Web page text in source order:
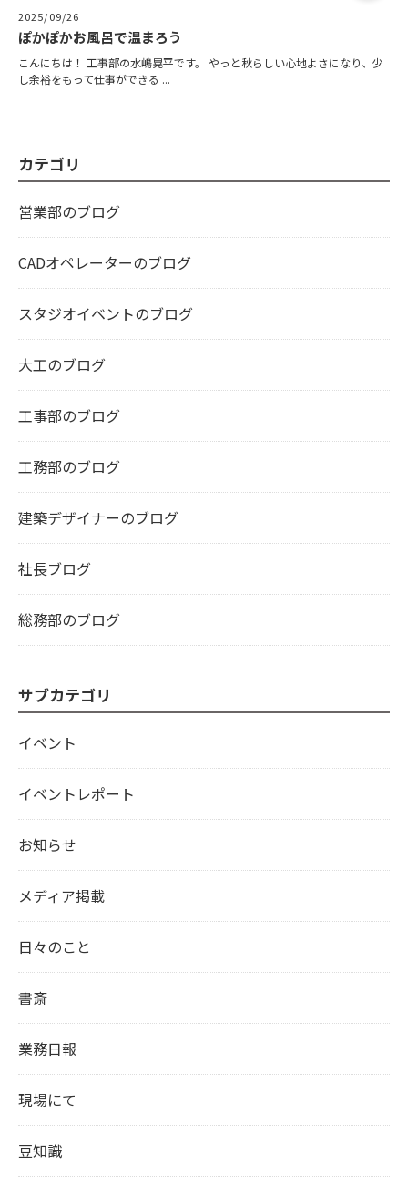
2025/09/26
ぽかぽかお風呂で温まろう
こんにちは！ 工事部の水嶋晃平です。 やっと秋らしい心地よさになり、少
し余裕をもって仕事ができる ...
カテゴリ
営業部のブログ
CADオペレーターのブログ
スタジオイベントのブログ
大工のブログ
工事部のブログ
工務部のブログ
建築デザイナーのブログ
社長ブログ
総務部のブログ
サブカテゴリ
イベント
イベントレポート
お知らせ
メディア掲載
日々のこと
書斎
業務日報
現場にて
豆知識